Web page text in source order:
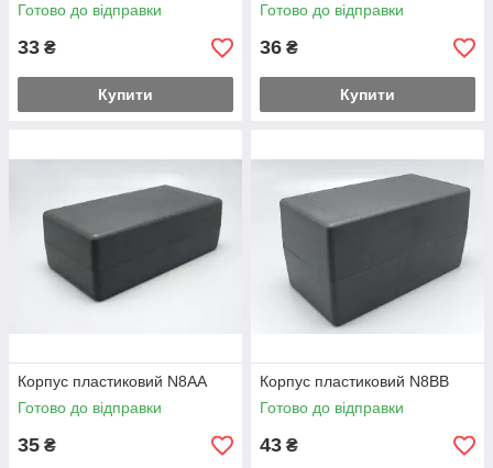
Готово до відправки
33 ₴
Купити
Готово до відправки
36 ₴
Купити
Корпус пластиковий N8AA
Готово до відправки
35 ₴
Корпус пластиковий N8BB
Готово до відправки
43 ₴